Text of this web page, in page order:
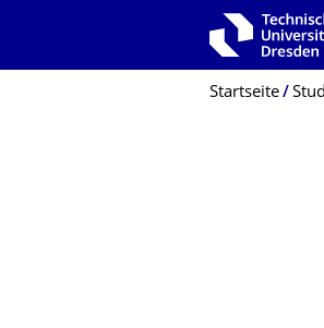
Zur Hauptnavigation springen
Breadcrumb-
Startseite